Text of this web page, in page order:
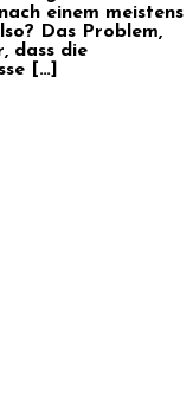
einem meistens
Das Problem,
dass die
[…]